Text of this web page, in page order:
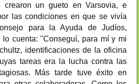
crearon un gueto en Varsovia, e
las condiciones en que se vivía
para la Ayuda de Judíos,
cuenta: "Conseguí, para mí y mi
identificaciones de la oficina
tareas era la lucha contra las
Más tarde tuve éxito en